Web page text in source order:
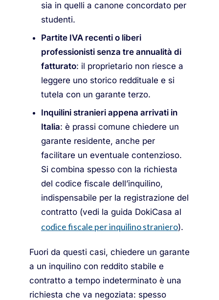
sia in quelli a canone concordato per
studenti.
Partite IVA recenti o liberi
professionisti senza tre annualità di
fatturato: il proprietario non riesce a
leggere uno storico reddituale e si
tutela con un garante terzo.
Inquilini stranieri appena arrivati in
Italia: è prassi comune chiedere un
garante residente, anche per
facilitare un eventuale contenzioso.
Si combina spesso con la richiesta
del codice fiscale dell’inquilino,
indispensabile per la registrazione del
contratto (vedi la guida DokiCasa al
codice fiscale per inquilino straniero).
Fuori da questi casi, chiedere un garante
a un inquilino con reddito stabile e
contratto a tempo indeterminato è una
richiesta che va negoziata: spesso